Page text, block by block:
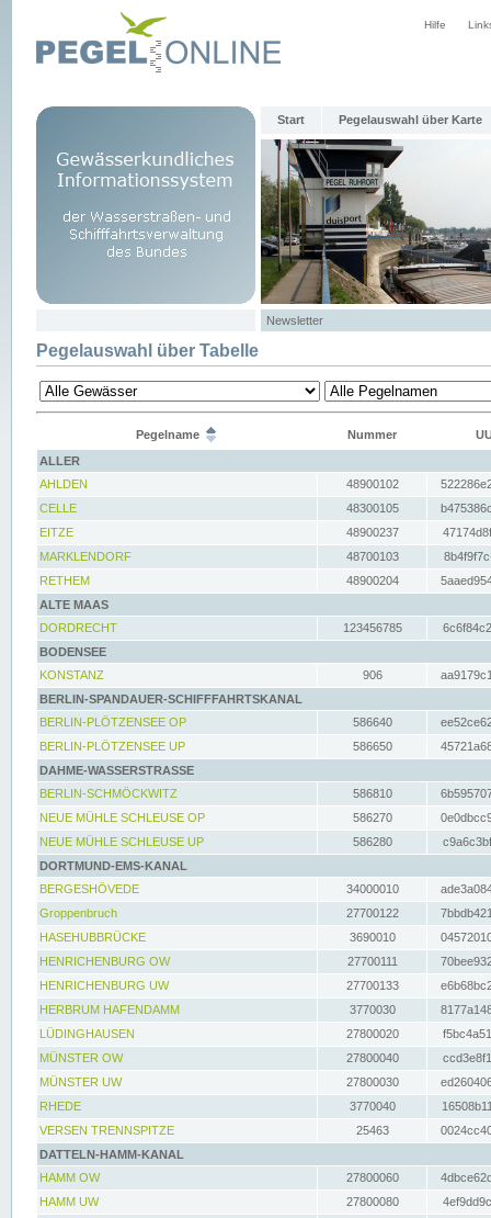
Hilfe
Start Pegelauswahl über Karte
Newsletter
Pegelauswahl über Tabelle
Pegelname Nummer
ALLER
AHLDEN
48900102
CELLE
48300105
EITZE
48900237
MARKLENDORF
48700103
RETHEM
48900204
ALTE MAAS
DORDRECHT
123456785
BODENSEE
KONSTANZ
906
BERLIN-SPANDAUER-SCHIFFFAHRTSKANAL
BERLIN-PLÖTZENSEE OP
586640
BERLIN-PLÖTZENSEE UP
586650
DAHME-WASSERSTRASSE
BERLIN-SCHMÖCKWITZ
586810
NEUE MÜHLE SCHLEUSE OP
586270
NEUE MÜHLE SCHLEUSE UP
586280
DORTMUND-EMS-KANAL
BERGESHÖVEDE
34000010
Groppenbruch
27700122
HASEHUBBRÜCKE
3690010
HENRICHENBURG OW
27700111
HENRICHENBURG UW
27700133
HERBRUM HAFENDAMM
3770030
LÜDINGHAUSEN
27800020
MÜNSTER OW
27800040
MÜNSTER UW
27800030
RHEDE
3770040
VERSEN TRENNSPITZE
25463
DATTELN-HAMM-KANAL
HAMM OW
27800060
HAMM UW
27800080